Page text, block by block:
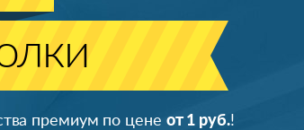
премиум по цене от 1 руб.!